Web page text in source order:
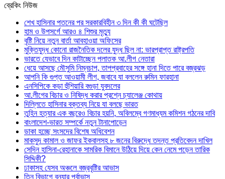
ব্রেকিং নিউজ
শেখ হাসিনার পতনের পর সরকারবিহীন ৩ দিন কী কী ঘটেছিল
হাম ও উপসর্গে আরও ৪ শিশুর মৃত্যু
বৃষ্টি নিয়ে নতুন বার্তা আবহাওয়া অফিসের
মুক্তিযুদ্ধ কোনো রাজনৈতিক দলের যুদ্ধ ছিল না: ভারপ্রাপ্ত রাষ্ট্রপতি
ভারতে যেভাবে দিন কাটাচ্ছেন পলাতক আ.লীগ নেতারা
ধেয়ে আসছে মৌসুমি নিম্নচাপ, তাপপ্রবাহের সঙ্গে হানা দিতে পারে বজ্রঝড়
আপনি কি গুপ্ত আওয়ামী লীগ, জবাবে যা বললেন রুমিন ফারহানা
এনসিপিকে কড়া হুঁশিয়ারি বগুড়া যুবদলের
আ.লীগের বিচার ও নিষিদ্ধ করার প্রশ্নে চ্যালেঞ্জ কোথায়
দিল্লিতে হাসিনার বক্তব্য নিয়ে যা বলছে ভারত
তুহিন হত্যার এক বছরেও বিচার হয়নি, অবিলম্বে গণমাধ্যম কমিশন গঠনের দাবি
বাংলাদেশ-ভারত সম্পর্কে নতুন টানাপোড়েন
ডাকা হচ্ছে সংসদের বিশেষ অধিবেশন
মাকসুদ কামাল ও জাফর ইকবালসহ ৮ জনের বিরুদ্ধে তদন্ত প্রতিবেদন দাখিল
সেদিন হাসিনা-রেহানাকে সামরিক বিমানে উঠিয়ে দিয়ে কেন নেমে পড়েন তারিক
সিদ্দিকী?
ঢাকাসহ যেসব অঞ্চলে বজ্রবৃষ্টির আভাস
তিন বিভাগে বন্যার পূর্বাভাস